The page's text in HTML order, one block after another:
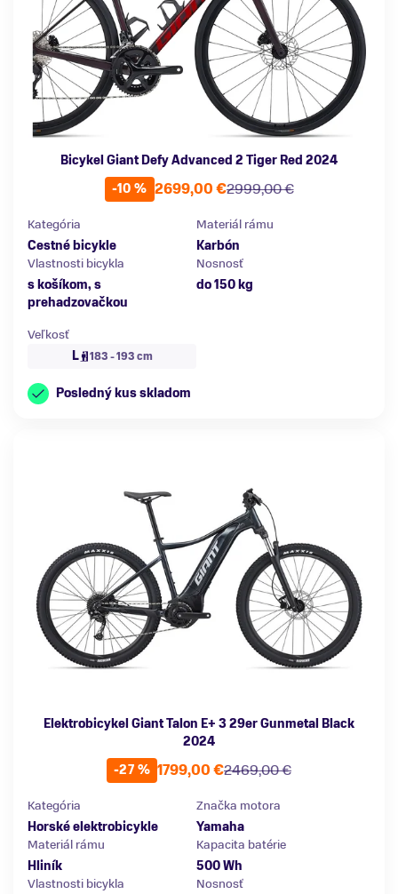
Bicykel Giant Defy Advanced 2 Tiger Red 2024
-10 %
2999,00 €
2699,00 €
Kategória
Cestné bicykle
Materiál rámu
Karbón
Vlastnosti bicykla
s košíkom, s
prehadzovačkou
Nosnosť
do 150 kg
Veľkosť
L
183 - 193 cm
Posledný kus skladom
Elektrobicykel Giant Talon E+ 3 29er Gunmetal Black
2024
-27 %
2469,00 €
1799,00 €
Kategória
Horské elektrobicykle
Značka motora
Yamaha
Materiál rámu
Hliník
Kapacita batérie
500 Wh
Vlastnosti bicykla
Nosnosť